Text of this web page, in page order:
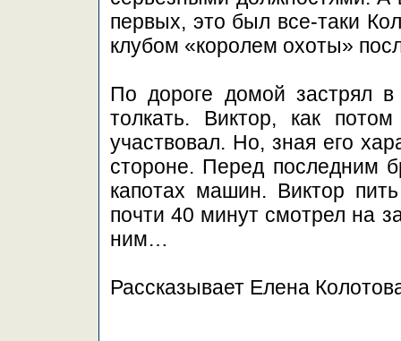
первых, это был все-таки
клубом «королем охоты»
По дороге домой застрял
толкать. Виктор, как
участвовал. Но, зная его
стороне. Перед последним
капотах машин. Виктор
почти 40 минут смотрел на
ним…
Рассказывает Елена